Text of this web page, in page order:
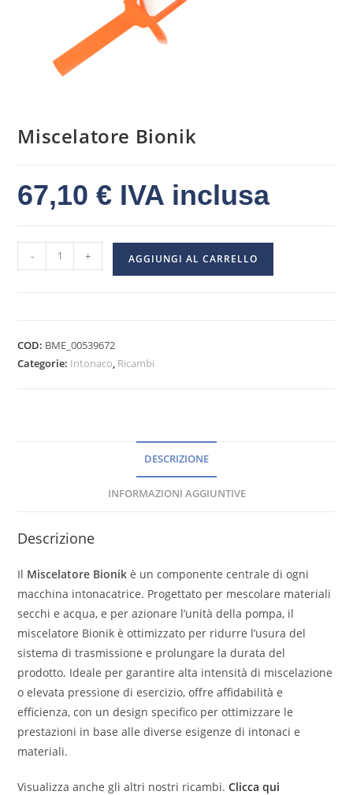
Miscelatore Bionik
67,10€ IVA inclusa
- + AGGIUNGI AL CARRELLO
COD: BME_00539672
Categorie: Intonaco Ricambi
DESCRIZIONE
INFORMAZIONI AGGIUNTIVE
Descrizione
Il Miscelatore Bionik è un componente centrale di ogni
macchina intonacatrice. Progettato per mescolare materiali
secchi e acqua, e per azionare l’unità della pompa, il
miscelatore Bionik è ottimizzato per ridurre l’usura del
sistema di trasmissione e prolungare la durata del
prodotto. Ideale per garantire alta intensità di miscelazione
o elevata pressione di esercizio, offre affidabilità e
efficienza, con un design specifico per ottimizzare le
prestazioni in base alle diverse esigenze di intonaci e
materiali.
Visualizza anche gli altri nostri ricambi.Clicca qui